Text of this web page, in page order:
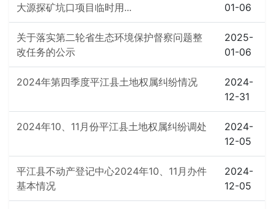
大源探矿坑口项目临时用...
01-06
关于落实第二轮省生态环境保护督察问题整
改任务的公示
2025-
01-06
2024年第四季度平江县土地权属纠纷情况
2024-
12-31
2024年10、11月份平江县土地权属纠纷调处
2024-
12-05
平江县不动产登记中心2024年10、11月办件
基本情况
2024-
12-05